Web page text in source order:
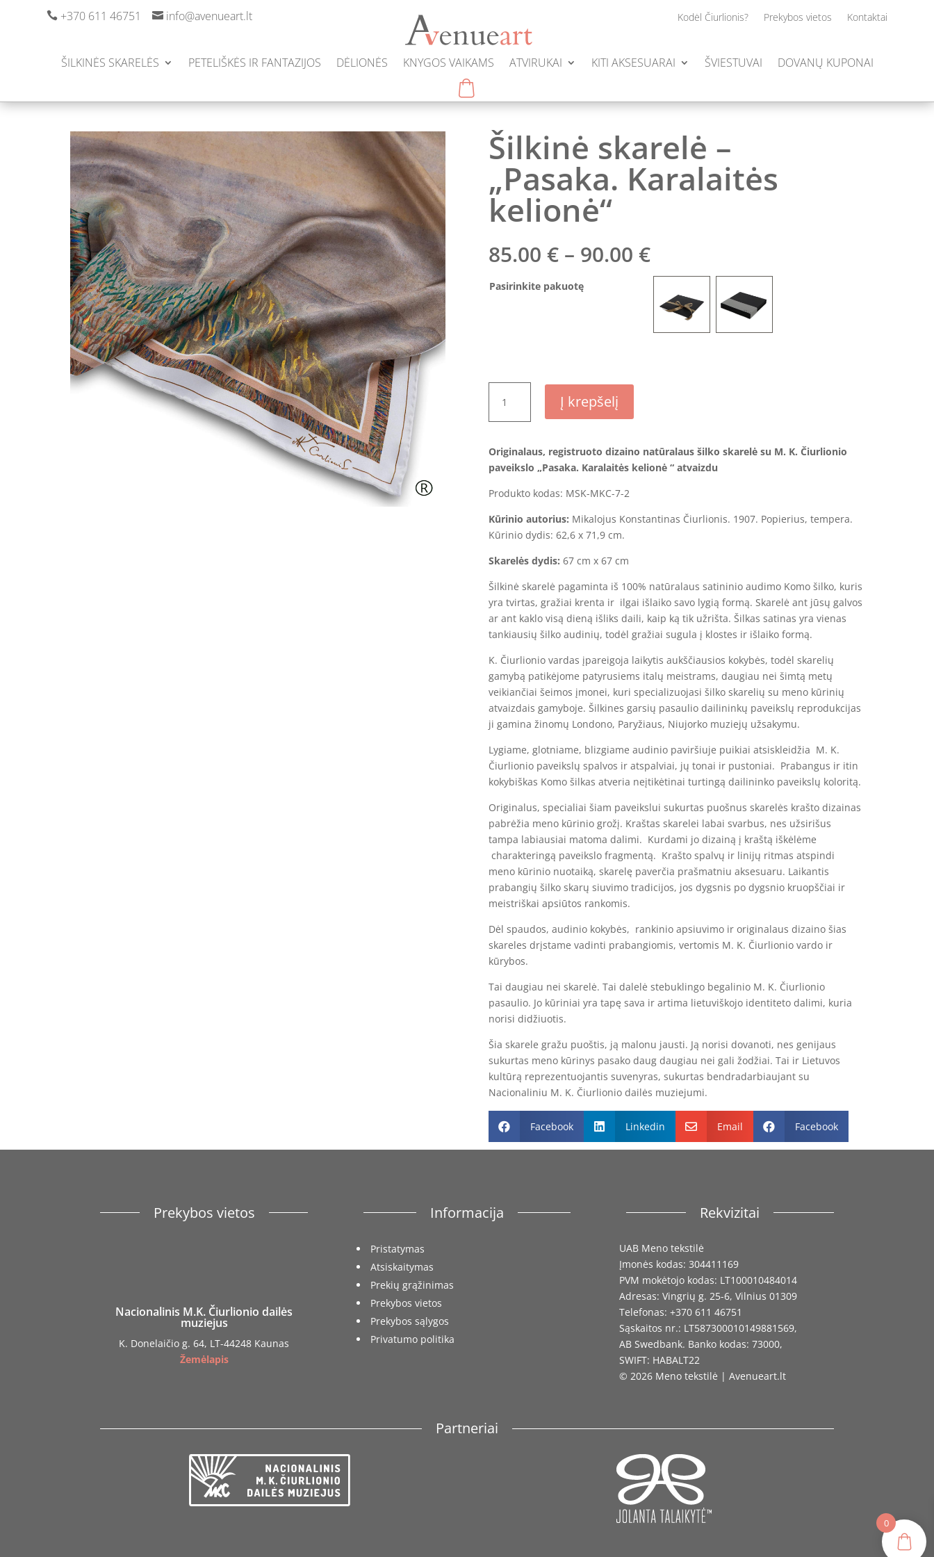
 +370 611 46751  info@avenueart.lt Kodėl Čiurlionis? Prekybos vietos Kontaktai
ŠILKINĖS SKARELĖS PETELIŠKĖS IR FANTAZIJOS DĖLIONĖS KNYGOS VAIKAMS ATVIRUKAI KITI AKSESUARAI ŠVIESTUVAI DOVANŲ KUPONAI
Šilkinė skarelė –
„Pasaka. Karalaitės
kelionė“
85.00 € – 90.00 €Price
range:
85.00 €
through
90.00 €
Pasirinkite pakuotę
kiekis:
Šilkinė
-
„Pasaka.
kelionė“
Į krepšelį
Originalaus, registruoto dizaino natūralaus šilko skarelė su M. K. Čiurlionio
paveikslo „Pasaka. Karalaitės kelionė “ atvaizdu
Produkto kodas: MSK-MKC-7-2
Kūrinio autorius: Mikalojus Konstantinas Čiurlionis. 1907. Popierius, tempera.
Kūrinio dydis: 62,6 x 71,9 cm.
Skarelės dydis: 67 cm x 67 cm
Šilkinė skarelė pagaminta iš 100% natūralaus satininio audimo Komo šilko, kuris
yra tvirtas, gražiai krenta ir ilgai išlaiko savo lygią formą. Skarelė ant jūsų galvos
ar ant kaklo visą dieną išliks daili, kaip ką tik užrišta. Šilkas satinas yra vienas
tankiausių šilko audinių, todėl gražiai sugula į klostes ir išlaiko formą.
K. Čiurlionio vardas įpareigoja laikytis aukščiausios kokybės, todėl skarelių
gamybą patikėjome patyrusiems italų meistrams, daugiau nei šimtą metų
veikiančiai šeimos įmonei, kuri specializuojasi šilko skarelių su meno kūrinių
atvaizdais gamyboje. Šilkines garsių pasaulio dailininkų paveikslų reprodukcijas
ji gamina žinomų Londono, Paryžiaus, Niujorko muziejų užsakymu.
Lygiame, glotniame, blizgiame audinio paviršiuje puikiai atsiskleidžia M. K.
Čiurlionio paveikslų spalvos ir atspalviai, jų tonai ir pustoniai. Prabangus ir itin
kokybiškas Komo šilkas atveria neįtikėtinai turtingą dailininko paveikslų koloritą.
Originalus, specialiai šiam paveikslui sukurtas puošnus skarelės krašto dizainas
pabrėžia meno kūrinio grožį. Kraštas skarelei labai svarbus, nes užsirišus
tampa labiausiai matoma dalimi. Kurdami jo dizainą į kraštą iškėlėme
charakteringą paveikslo fragmentą. Krašto spalvų ir linijų ritmas atspindi
meno kūrinio nuotaiką, skarelę paverčia prašmatniu aksesuaru. Laikantis
prabangių šilko skarų siuvimo tradicijos, jos dygsnis po dygsnio kruopščiai ir
meistriškai apsiūtos rankomis.
Dėl spaudos, audinio kokybės, rankinio apsiuvimo ir originalaus dizaino šias
skareles drįstame vadinti prabangiomis, vertomis M. K. Čiurlionio vardo ir
kūrybos.
Tai daugiau nei skarelė. Tai dalelė stebuklingo begalinio M. K. Čiurlionio
pasaulio. Jo kūriniai yra tapę sava ir artima lietuviškojo identiteto dalimi, kuria
norisi didžiuotis.
Šia skarele gražu puoštis, ją malonu jausti. Ją norisi dovanoti, nes genijaus
sukurtas meno kūrinys pasako daug daugiau nei gali žodžiai. Tai ir Lietuvos
kultūrą reprezentuojantis suvenyras, sukurtas bendradarbiaujant su
Nacionaliniu M. K. Čiurlionio dailės muziejumi.
 Facebook  Linkedin  Email  Facebook
Prekybos vietos
Nacionalinis M.K. Čiurlionio dailės
muziejus
K. Donelaičio g. 64, LT-44248 Kaunas
Žemėlapis
Informacija
Pristatymas
Atsiskaitymas
Prekių grąžinimas
Prekybos vietos
Prekybos sąlygos
Privatumo politika
Rekvizitai
UAB Meno tekstilė
Įmonės kodas: 304411169
PVM mokėtojo kodas: LT100010484014
Adresas: Vingrių g. 25-6, Vilnius 01309
Telefonas: +370 611 46751
Sąskaitos nr.: LT587300010149881569,
AB Swedbank. Banko kodas: 73000,
SWIFT: HABALT22
© 2026 Meno tekstilė | Avenueart.lt
Partneriai
0